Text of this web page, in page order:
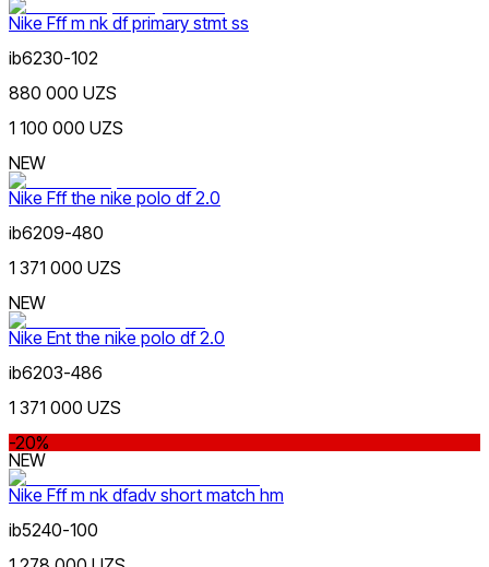
Nike Fff m nk df primary stmt ss
ib6230-102
880 000 UZS
1 100 000 UZS
NEW
Nike Fff the nike polo df 2.0
ib6209-480
1 371 000 UZS
NEW
Nike Ent the nike polo df 2.0
ib6203-486
1 371 000 UZS
-20%
NEW
Nike Fff m nk dfadv short match hm
ib5240-100